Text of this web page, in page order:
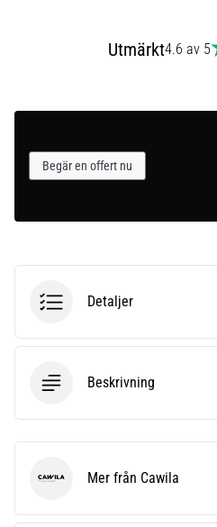
Utmärkt4.6 av 5
Begär en offert nu
Detaljer
Beskrivning
Cawila Mer från Cawila